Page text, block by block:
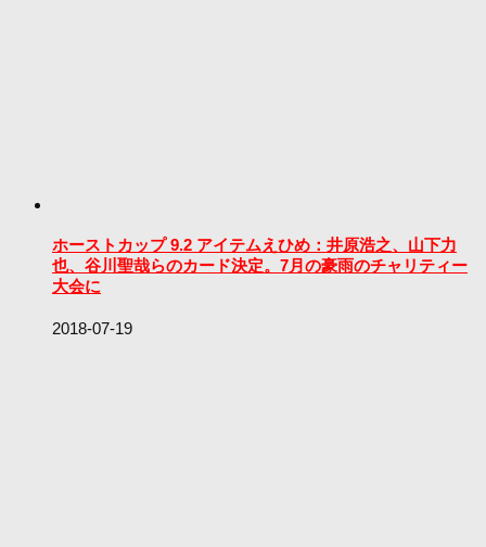
ホーストカップ 9.2 アイテムえひめ：井原浩之、山下力
也、谷川聖哉らのカード決定。7月の豪雨のチャリティー
大会に
2018-07-19